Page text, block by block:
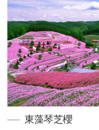
東藻琴芝櫻